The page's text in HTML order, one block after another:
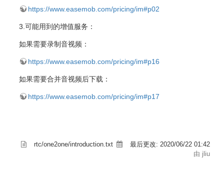
https://www.easemob.com/pricing/im#p02
3.可能用到的增值服务：
如果需要录制音视频：
https://www.easemob.com/pricing/im#p16
如果需要合并音视频后下载：
https://www.easemob.com/pricing/im#p17
rtc/one2one/introduction.txt 最后更改: 2020/06/22 01:42
由 jliu